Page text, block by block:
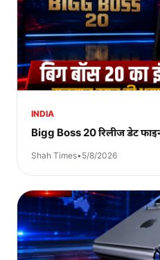
INDIA
Bigg Boss 20 रिलीज डेट
Shah Times•5/8/2026